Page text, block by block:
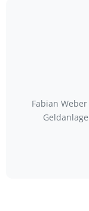
Fabian